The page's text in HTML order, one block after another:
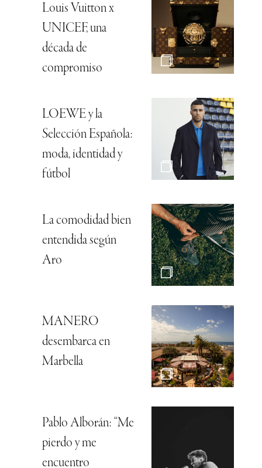
Louis Vuitton x
UNICEF, una
década de
compromiso
LOEWE y la
Selección Española:
moda, identidad y
fútbol
La comodidad bien
entendida según
Aro
MANERO
desembarca en
Marbella
Pablo Alborán: “Me
pierdo y me
encuentro